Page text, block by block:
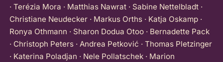
· Terézia Mora · Matthias Nawrat · Sabine Nettelbladt ·
Christiane Neudecker · Markus Orths · Katja Oskamp ·
Ronya Othmann · Sharon Dodua Otoo · Bernadette Pack
· Christoph Peters · Andrea Petković · Thomas Pletzinger
· Katerina Poladjan · Nele Pollatschek · Marion